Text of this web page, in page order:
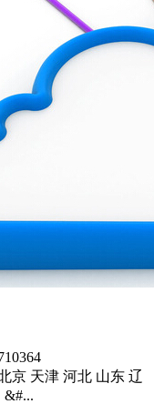
17301710364
津 河北 山东 辽